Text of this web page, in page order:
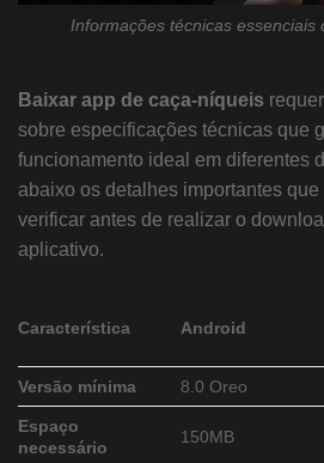
Informações técnicas essenciais
Baixar app de caça-níqueis
sobre especificações técnicas que
funcionamento ideal em diferentes
abaixo os detalhes importantes
verificar antes de realizar o
aplicativo.
Característica Android
Versão mínima 8.0 Oreo
Espaço
necessário
150MB